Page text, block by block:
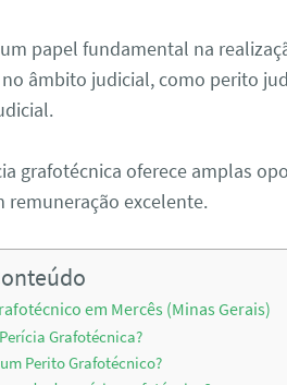
papel fundamental na
âmbito judicial, como perito
grafotécnica oferece amplas
remuneração excelente.
em Mercês (Minas Gerais)
Grafotécnica?
Perito Grafotécnico?